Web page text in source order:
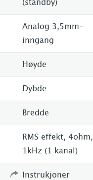
(standby)
Analog 3,5mm-
inngang
Høyde
Dybde
Bredde
RMS effekt, 4ohm,
1kHz (1 kanal)
Instrukjoner